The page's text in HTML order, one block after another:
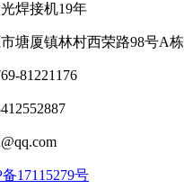
焊接机19年
塘厦镇林村西荣路98号A栋
81221176
17115279号